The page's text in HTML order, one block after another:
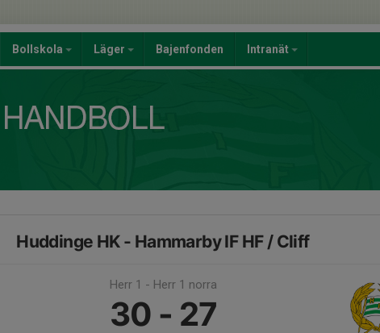
Bollskola Läger Bajenfonden Intranät
Huddinge HK - Hammarby IF HF / Cliff
Herr 1 - Herr 1 norra
30 - 27